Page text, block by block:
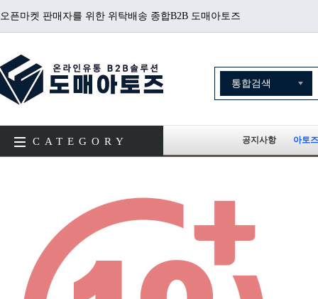
오픈마켓 판매자를 위한 위탁배송 종합B2B 도매아토즈
CATEGORY 공지사항 아토